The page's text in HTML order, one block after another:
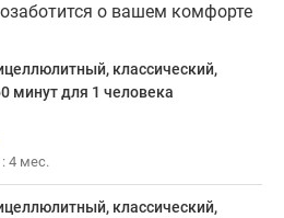
о вашем комфорте
классический,
минут для 1 человека
4 мес.
классический,